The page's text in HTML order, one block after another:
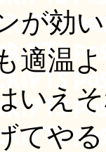
が効
温よ
えそ
てや